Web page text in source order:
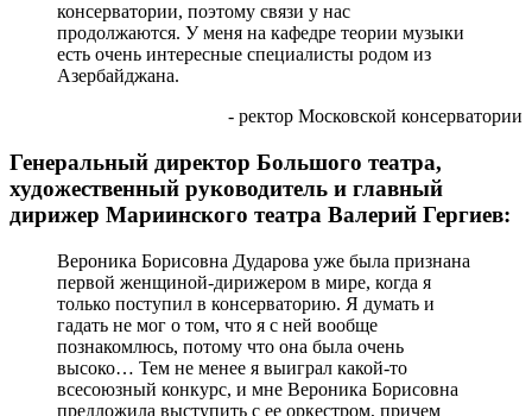
консерватории, поэтому связи у нас
продолжаются. У меня на кафедре теории музыки
есть очень интересные специалисты родом из
Азербайджана.
- ректор Московской консерватории
Генеральный директор Большого театра,
художественный руководитель и главный
дирижер Мариинского театра Валерий Гергиев:
Вероника Борисовна Дударова уже была признана
первой женщиной-дирижером в мире, когда я
только поступил в консерваторию. Я думать и
гадать не мог о том, что я с ней вообще
познакомлюсь, потому что она была очень
высоко… Тем не менее я выиграл какой-то
всесоюзный конкурс, и мне Вероника Борисовна
предложила выступить с ее оркестром, причем